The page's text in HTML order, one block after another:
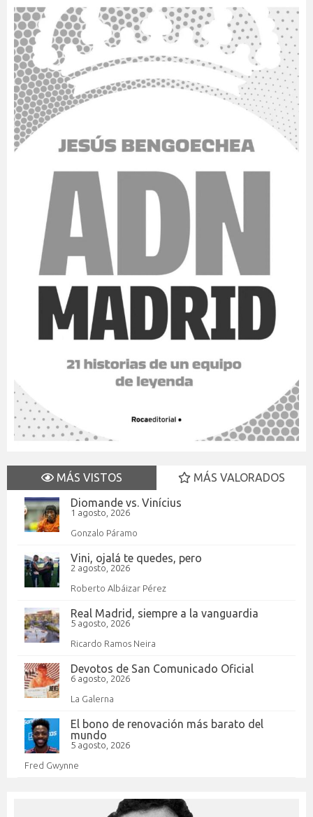
MÁS VISTOS
MÁS VALORADOS
Diomande vs. Vinícius
1 agosto, 2026
Gonzalo Páramo
Vini, ojalá te quedes, pero
2 agosto, 2026
Roberto Albáizar Pérez
Real Madrid, siempre a la vanguardia
5 agosto, 2026
Ricardo Ramos Neira
Devotos de San Comunicado Oficial
6 agosto, 2026
La Galerna
El bono de renovación más barato del
mundo
5 agosto, 2026
Fred Gwynne